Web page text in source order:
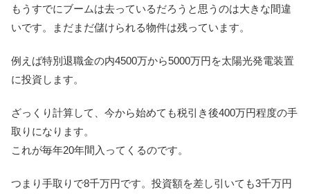
もうすでにブームは去っているだろうと思うのは大きな間違
いです。まだまだ儲けられる物件は残っています。
例えば特別退職金の内4500万から5000万円を太陽光発電装置
に投資します。
ざっくり計算して、今から始めても税引き後400万円程度の手
取りになります。
これが毎年20年間入ってくるのです。
つまり手取りで8千万円です。投資額を差し引いても3千万円